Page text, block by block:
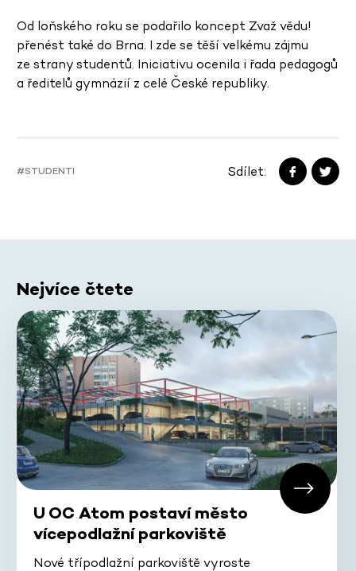
Od loňského roku se podařilo koncept Zvaž vědu!
přenést také do Brna. I zde se těší velkému zájmu
ze strany studentů. Iniciativu ocenila i řada pedagogů
a ředitelů gymnázií z celé České republiky.
#STUDENTI Sdílet:
Nejvíce čtete
U OC Atom postaví město
vícepodlažní parkoviště
Nové třípodlažní parkoviště vyroste